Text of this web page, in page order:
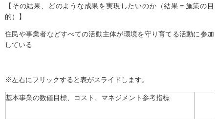
【その結果、どのような成果を実現したいのか（結果＝施策の目
的）】
住民や事業者などすべての活動主体が環境を守り育てる活動に参加
している
※左右にフリックすると表がスライドします。
基本事業の数値目標、コスト、マネジメント参考指標